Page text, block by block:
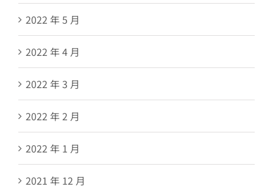
2022 年 5 月
2022 年 4 月
2022 年 3 月
2022 年 2 月
2022 年 1 月
2021 年 12 月